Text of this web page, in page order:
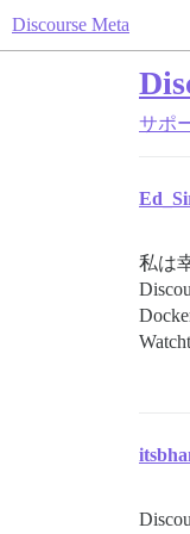
Discourse Meta
サポ
私は